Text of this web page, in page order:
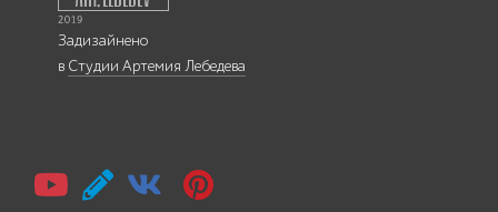
Задизайнено
в Студии Артемия Лебедева